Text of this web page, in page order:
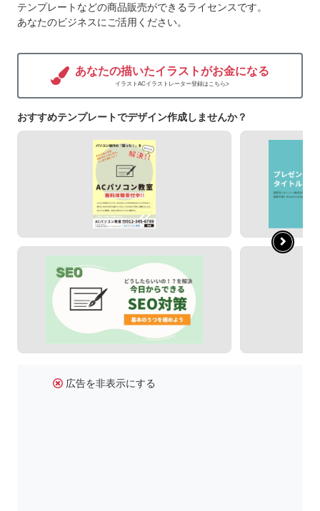
テンプレートなどの商品販売ができるライセンスです。
あなたのビジネスにご活用ください。
あなたの描いたイラストがお金になる
イラストACイラストレーター登録はこちら>
おすすめテンプレートでデザイン作成しませんか？
広告を非表示にする